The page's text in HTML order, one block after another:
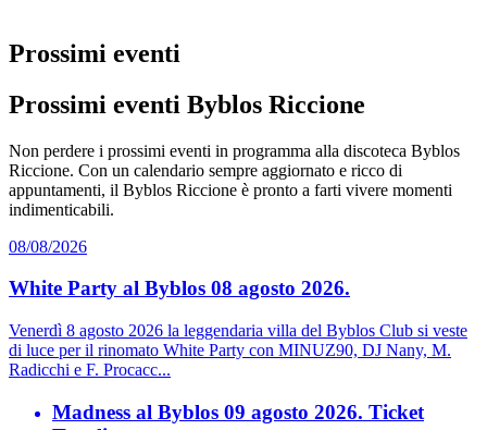
Prossimi eventi
Prossimi eventi Byblos Riccione
Non perdere i prossimi eventi in programma alla discoteca Byblos
Riccione. Con un calendario sempre aggiornato e ricco di
appuntamenti, il Byblos Riccione è pronto a farti vivere momenti
indimenticabili.
08/08/2026
White Party al Byblos 08 agosto 2026.
Venerdì 8 agosto 2026 la leggendaria villa del Byblos Club si veste
di luce per il rinomato White Party con MINUZ90, DJ Nany, M.
Radicchi e F. Procacc...
Madness al Byblos 09 agosto 2026. Ticket